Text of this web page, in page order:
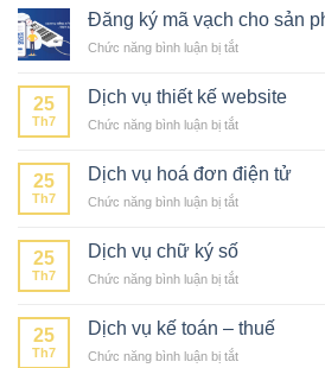
thuế
năm
vấn
Kế
toán
Thuế
gói
Đăng ký mã vạch cho sản
Chức năng bình luận bị tắtở
ký
mã
vạch
sản
phẩm
25
Th7
Dịch vụ thiết kế website
Chức năng bình luận bị tắtở
vụ
thiết
kế
25
Th7
Dịch vụ hoá đơn điện tử
Chức năng bình luận bị tắtở
vụ
đơn
tử
25
Th7
Dịch vụ chữ ký số
Chức năng bình luận bị tắtở
vụ
chữ
ký
25
Th7
Dịch vụ kế toán – thuế
Chức năng bình luận bị tắtở